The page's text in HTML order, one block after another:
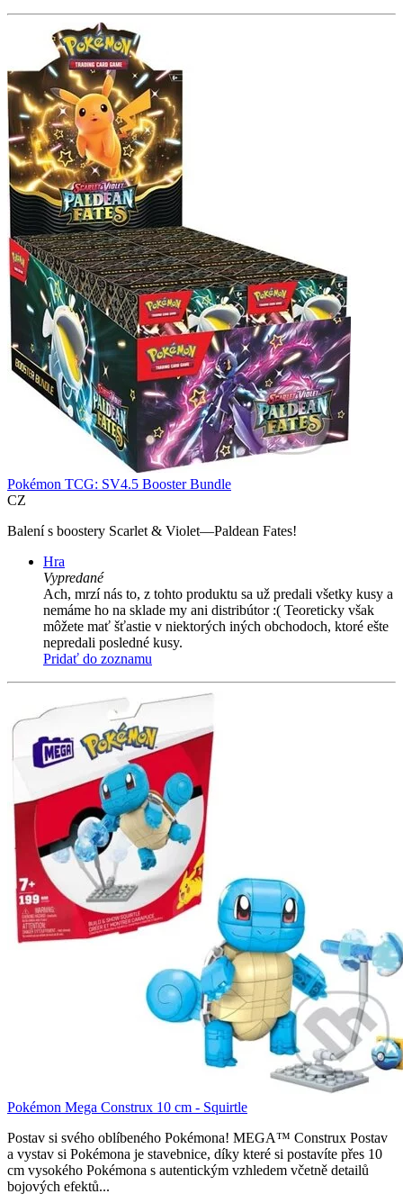
Pokémon TCG: SV4.5 Booster Bundle
CZ
Balení s boostery Scarlet & Violet—Paldean Fates!
Hra
Vypredané
Ach, mrzí nás to, z tohto produktu sa už predali všetky kusy a
nemáme ho na sklade my ani distribútor :( Teoreticky však
môžete mať šťastie v niektorých iných obchodoch, ktoré ešte
nepredali posledné kusy.
Pridať do zoznamu
Pokémon Mega Construx 10 cm - Squirtle
Postav si svého oblíbeného Pokémona! MEGA™ Construx Postav
a vystav si Pokémona je stavebnice, díky které si postavíte přes 10
cm vysokého Pokémona s autentickým vzhledem včetně detailů
bojových efektů...